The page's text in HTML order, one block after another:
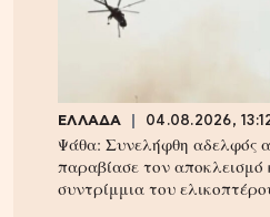
ΕΛΛΑΔΑ 04.08.2026,
Ψάθα: Συνελήφθη αδελφός
παραβίασε τον
συντρίμμια του